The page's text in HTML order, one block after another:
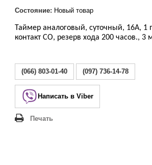
Состояние: Новый товар
Таймер аналоговый, суточный, 16А, 1
контакт CO, резерв хода 200 часов., 3
(066) 803-01-40 (097) 736-14-78
Написать в Viber
Печать